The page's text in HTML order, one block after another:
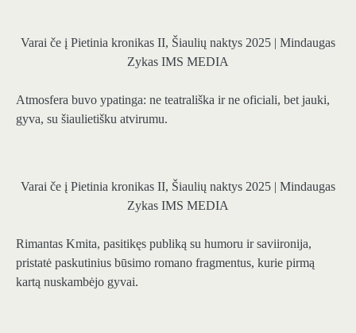
Varai če į Pietinia kronikas II, Šiaulių naktys 2025 | Mindaugas
Zykas IMS MEDIA
Atmosfera buvo ypatinga: ne teatrališka ir ne oficiali, bet jauki,
gyva, su šiaulietišku atvirumu.
Varai če į Pietinia kronikas II, Šiaulių naktys 2025 | Mindaugas
Zykas IMS MEDIA
Rimantas Kmita, pasitikęs publiką su humoru ir saviironija,
pristatė paskutinius būsimo romano fragmentus, kurie pirmą
kartą nuskambėjo gyvai.